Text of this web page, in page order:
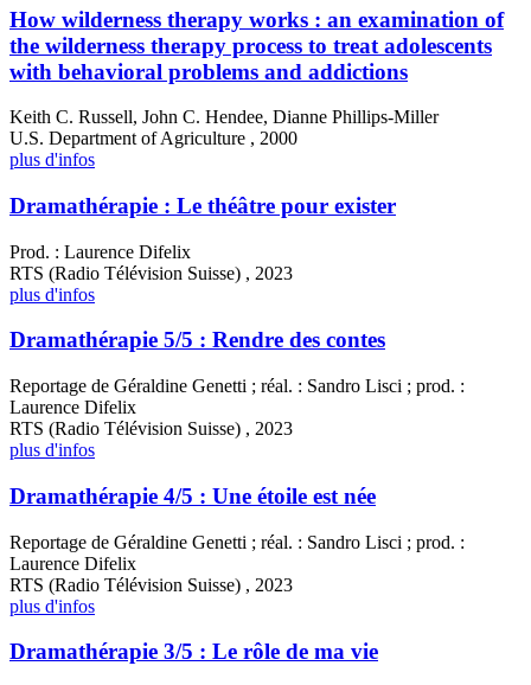
How wilderness therapy works : an examination of
the wilderness therapy process to treat adolescents
with behavioral problems and addictions
Keith C. Russell, John C. Hendee, Dianne Phillips-Miller
U.S. Department of Agriculture , 2000
plus d'infos
Dramathérapie : Le théâtre pour exister
Prod. : Laurence Difelix
RTS (Radio Télévision Suisse) , 2023
plus d'infos
Dramathérapie 5/5 : Rendre des contes
Reportage de Géraldine Genetti ; réal. : Sandro Lisci ; prod. :
Laurence Difelix
RTS (Radio Télévision Suisse) , 2023
plus d'infos
Dramathérapie 4/5 : Une étoile est née
Reportage de Géraldine Genetti ; réal. : Sandro Lisci ; prod. :
Laurence Difelix
RTS (Radio Télévision Suisse) , 2023
plus d'infos
Dramathérapie 3/5 : Le rôle de ma vie